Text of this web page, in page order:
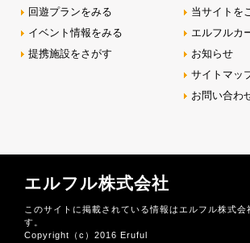
回遊プランをみる
イベント情報をみる
提携施設をさがす
当サイトを
エルフルカ
お知らせ
サイトマッ
お問い合わ
エルフル株式会社
このサイトに掲載されている情報はエルフル株式会
す。
Copyright（c）2016 Eruful